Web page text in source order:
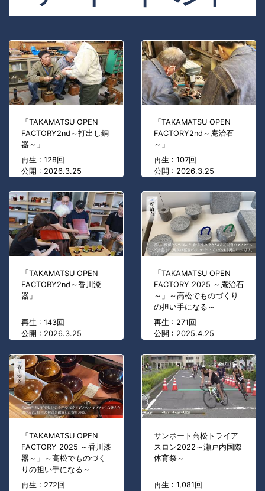
「TAKAMATSU OPEN
FACTORY2nd～打出し銅
器～」
再生 : 128回
公開 : 2026.3.25
「TAKAMATSU OPEN
FACTORY2nd～庵治石
～」
再生 : 107回
公開 : 2026.3.25
「TAKAMATSU OPEN
FACTORY2nd～香川漆
器」
再生 : 143回
公開 : 2026.3.25
「TAKAMATSU OPEN
FACTORY 2025 ～庵治石
～」～高松でものづくり
の担い手になる～
再生 : 271回
公開 : 2025.4.25
「TAKAMATSU OPEN
FACTORY 2025 ～香川漆
器～」～高松でものづく
りの担い手になる～
再生 : 272回
サンポート高松トライア
スロン2022～瀬戸内国際
体育祭～
再生 : 1,081回